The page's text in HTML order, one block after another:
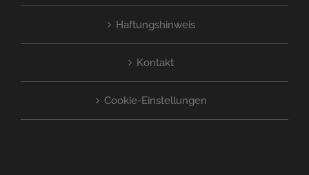
Haftungshinweis
Kontakt
Cookie-Einstellungen